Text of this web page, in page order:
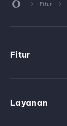
Fitur
Fitur
Layanan